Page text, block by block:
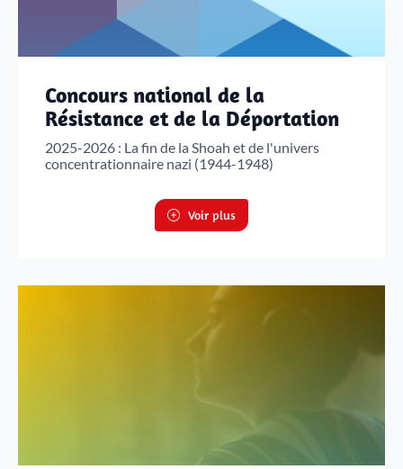
Concours national de la
Résistance et de la Déportation
2025-2026 : La fin de la Shoah et de l'univers
concentrationnaire nazi (1944-1948)
Voir plus